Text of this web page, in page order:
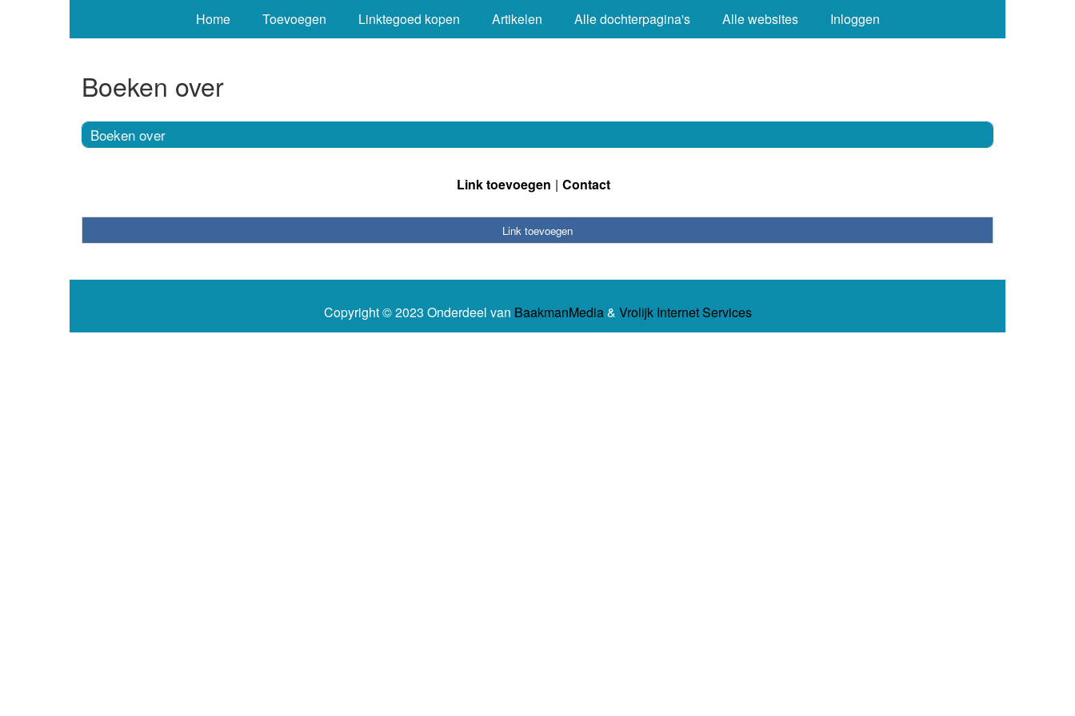
Home Toevoegen Linktegoed kopen Artikelen Alle dochterpagina's Alle websites Inloggen
Boeken over
Boeken over
Link toevoegen Contact
Link toevoegen
Copyright © 2023 Onderdeel van BaakmanMedia& Vrolijk Internet Services